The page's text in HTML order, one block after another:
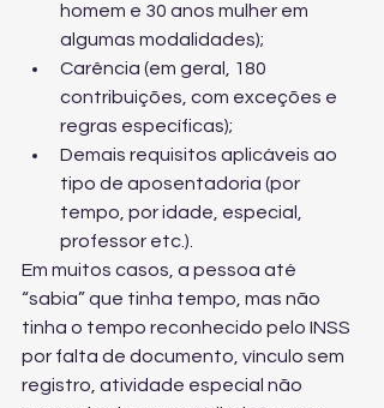
homem e 30 anos mulher em
algumas modalidades);
Carência (em geral, 180
contribuições, com exceções e
regras específicas);
Demais requisitos aplicáveis ao
tipo de aposentadoria (por
tempo, por idade, especial,
professor etc.).
Em muitos casos, a pessoa até
“sabia” que tinha tempo, mas não
tinha o tempo reconhecido pelo INSS
por falta de documento, vínculo sem
registro, atividade especial não